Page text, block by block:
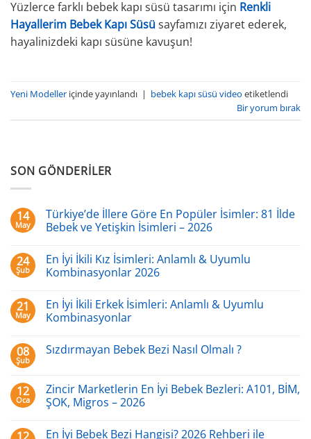
Yüzlerce farklı bebek kapı süsü tasarımı için Renkli
Hayallerim Bebek Kapı Süsüsayfamızı ziyaret ederek,
hayalinizdeki kapı süsüne kavuşun!
Yeni Modeller içinde yayınlandı | bebek kapı süsü video etiketlendi
Bir yorum bırak
SON GÖNDERILER
14
May
Türkiye’de İllere Göre En Popüler İsimler: 81 İlde
Bebek ve Yetişkin İsimleri – 2026
Türkiye’de
İllere
Göre
Popüler
İsimler:
81
İlde
Yetişkin
24
Şub
En İyi İkili Kız İsimleri: Anlamlı & Uyumlu
Kombinasyonlar 2026
En
İyi
İkili
Anlamlı
2026
21
May
En İyi İkili Erkek İsimleri: Anlamlı & Uyumlu
Kombinasyonlar
En
İsimleri:
Anlamlı
&
08
Şub
Sızdırmayan Bebek Bezi Nasıl Olmalı ?
Sızdırmayan
Bebek
Bezi
Nasıl
12
Oca
Zincir Marketlerin En İyi Bebek Bezleri: A101, BİM,
ŞOK, Migros – 2026
Zincir
En İyi Bebek Bezi Hangisi? 2026 Rehberi ile